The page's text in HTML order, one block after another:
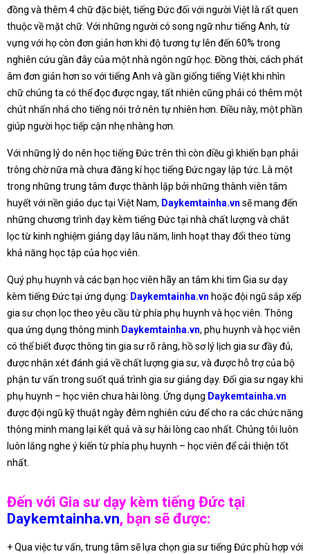
đồng và thêm 4 chữ đặc biệt, tiếng Đức đối với người Việt là rất quen
thuộc về mặt chữ. Với những người có song ngữ như tiếng Anh, từ
vựng với họ còn đơn giản hơn khi độ tương tự lên đến 60% trong
nghiên cứu gần đây của một nhà ngôn ngữ học. Đồng thời, cách phát
âm đơn giản hơn so với tiếng Anh và gần giống tiếng Việt khi nhìn
chữ chúng ta có thể đọc được ngay, tất nhiên cũng phải có thêm một
chút nhấn nhá cho tiếng nói trở nên tự nhiên hơn. Điều này, một phần
giúp người học tiếp cận nhẹ nhàng hơn.
Với những lý do nên học tiếng Đức trên thì còn điều gì khiến bạn phải
trông chờ nữa mà chưa đăng kí học tiếng Đức ngay lập tức. Là một
trong những trung tâm được thành lập bởi những thành viên tâm
huyết với nền giáo dục tại Việt Nam, Daykemtainha.vn sẽ mang đến
những chương trình dạy kèm tiếng Đức tại nhà chất lượng và chắt
lọc từ kinh nghiệm giảng dạy lâu năm, linh hoạt thay đổi theo từng
khả năng học tập của học viên.
Quý phụ huynh và các bạn học viên hãy an tâm khi tìm Gia sư dạy
kèm tiếng Đức tại ứng dụng: Daykemtainha.vn hoặc đội ngũ sắp xếp
gia sư chọn lọc theo yêu cầu từ phía phụ huynh và học viên. Thông
qua ứng dụng thông minh Daykemtainha.vn, phụ huynh và học viên
có thể biết được thông tin gia sư rõ ràng, hồ sơ lý lịch gia sư đầy đủ,
được nhận xét đánh giá về chất lượng gia sư, và được hỗ trợ của bộ
phận tư vấn trong suốt quá trình gia sư giảng dạy. Đổi gia sư ngay khi
phụ huynh – học viên chưa hài lòng. Ứng dụng Daykemtainha.vn
được đội ngũ kỹ thuật ngày đêm nghiên cứu để cho ra các chức năng
thông minh mang lại kết quả và sự hài lòng cao nhất. Chúng tôi luôn
luôn lắng nghe ý kiến từ phía phụ huynh – học viên để cải thiện tốt
nhất.
Đến với Gia sư dạy kèm tiếng Đức tại
Daykemtainha.vn, bạn sẽ được:
+ Qua việc tư vấn, trung tâm sẽ lựa chọn gia sư tiếng Đức phù hợp với